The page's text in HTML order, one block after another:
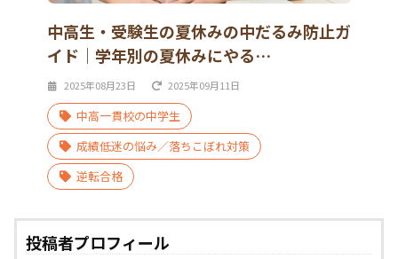
中高生・受験生の夏休みの中だるみ防止ガ
イド｜学年別の夏休みにやる…
2025年08月23日 2025年09月11日
中高一貫校の中学生
成績低迷の悩み／落ちこぼれ対策
逆転合格
投稿者プロフィール